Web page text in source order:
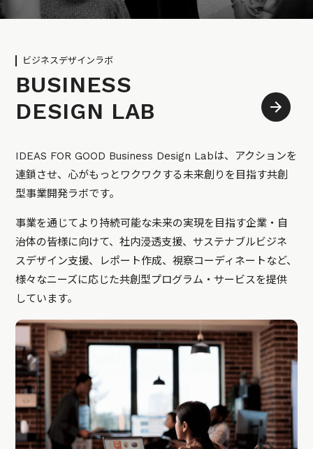
ビジネスデザインラボ
BUSINESS
DESIGN LAB
IDEAS FOR GOOD Business Design Labは、アクションを
連鎖させ、心がもっとワクワクする未来創りを目指す共創
型事業開発ラボです。
事業を通じてより持続可能な未来の実現を目指す企業・自
治体の皆様に向けて、社内浸透支援、サステナブルビジネ
スデザイン支援、レポート作成、視察コーディネートなど、
様々なニーズに応じた共創型プログラム・サービスを提供
しています。